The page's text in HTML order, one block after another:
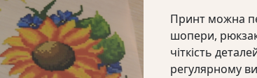
Принт можна
шопери,
чіткість
регулярному